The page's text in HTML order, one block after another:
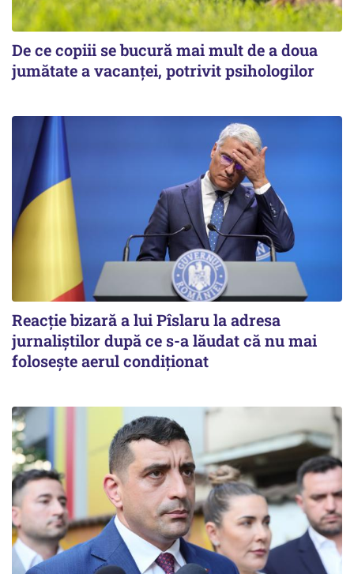
De ce copiii se bucură mai mult de a doua
jumătate a vacanței, potrivit psihologilor
Reacție bizară a lui Pîslaru la adresa
jurnaliștilor după ce s-a lăudat că nu mai
folosește aerul condiționat